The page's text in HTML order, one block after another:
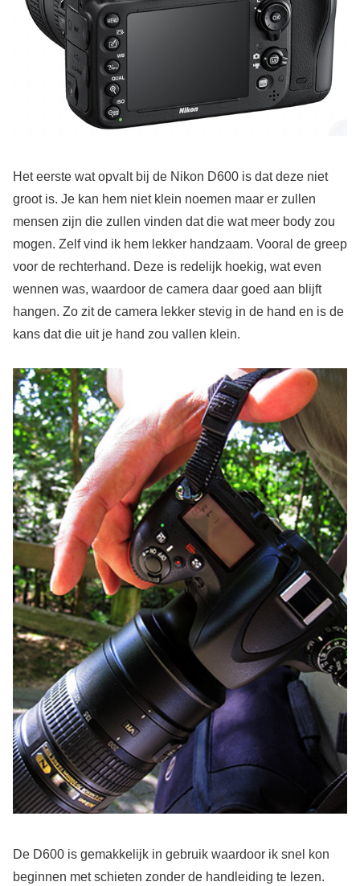
Het eerste wat opvalt bij de Nikon D600 is dat deze niet
groot is. Je kan hem niet klein noemen maar er zullen
mensen zijn die zullen vinden dat die wat meer body zou
mogen. Zelf vind ik hem lekker handzaam. Vooral de greep
voor de rechterhand. Deze is redelijk hoekig, wat even
wennen was, waardoor de camera daar goed aan blijft
hangen. Zo zit de camera lekker stevig in de hand en is de
kans dat die uit je hand zou vallen klein.
De D600 is gemakkelijk in gebruik waardoor ik snel kon
beginnen met schieten zonder de handleiding te lezen.